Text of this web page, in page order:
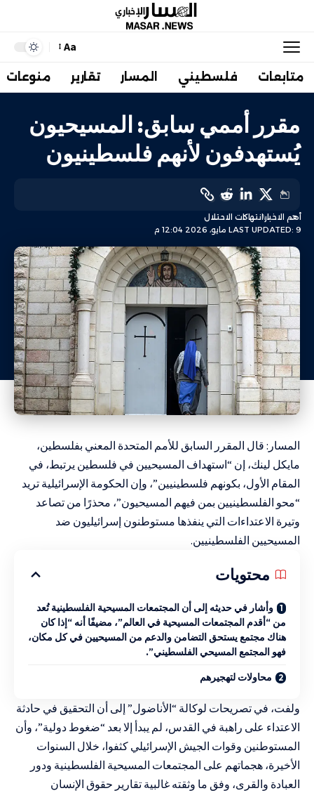
Aa
متابعات فلسطيني المسار تقارير منوعات
مقرر أممي سابق: المسيحيون
يُستهدفون لأنهم فلسطينيون
LAST UPDATED: 9 مايو، 2026 12:04 م
أهم الاخبارانتهاكات الاحتلال
المسار: قال المقرر السابق للأمم المتحدة المعني بفلسطين،
مايكل لينك، إن “استهداف المسيحيين في فلسطين يرتبط، في
المقام الأول، بكونهم فلسطينيين”، وإن الحكومة الإسرائيلية تريد
“محو الفلسطينيين بمن فيهم المسيحيون”، محذرًا من تصاعد
وتيرة الاعتداءات التي ينفذها مستوطنون إسرائيليون ضد
المسيحيين الفلسطينيين.
محتويات
وأشار في حديثه إلى أن المجتمعات المسيحية الفلسطينية تُعد
من “أقدم المجتمعات المسيحية في العالم”، مضيفًا أنه “إذا كان
هناك مجتمع يستحق التضامن والدعم من المسيحيين في كل مكان،
فهو المجتمع المسيحي الفلسطيني”.
محاولات لتهجيرهم
ولفت، في تصريحات لوكالة “الأناضول” إلى أن التحقيق في حادثة
الاعتداء على راهبة في القدس، لم يبدأ إلا بعد “ضغوط دولية”، وأن
المستوطنين وقوات الجيش الإسرائيلي كثفوا، خلال السنوات
الأخيرة، هجماتهم على المجتمعات المسيحية الفلسطينية ودور
العبادة والقرى، وفق ما وثقته غالبية تقارير حقوق الإنسان